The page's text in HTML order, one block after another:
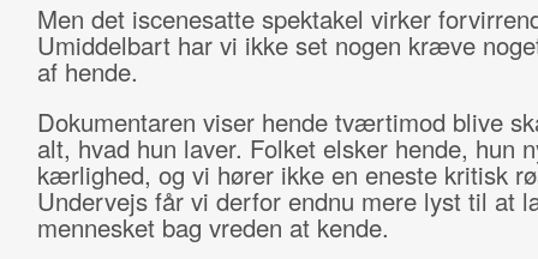
Men det iscenesatte spektakel virker
Umiddelbart har vi ikke set nogen kræve
af hende.
Dokumentaren viser hende tværtimod blive
alt, hvad hun laver. Folket elsker hende, hun
kærlighed, og vi hører ikke en eneste kritisk
Undervejs får vi derfor endnu mere lyst til at
mennesket bag vreden at kende.